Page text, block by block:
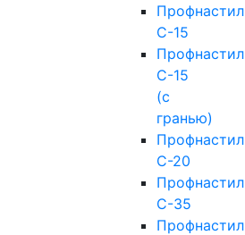
Профнастил
С-15
Профнастил
С-15
(с
гранью)
Профнастил
С-20
Профнастил
С-35
Профнастил